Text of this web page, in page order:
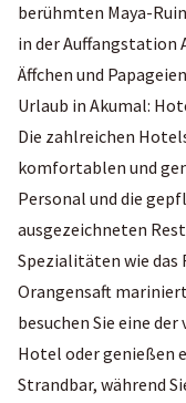
berühmten Maya-
in der Auffangstation
Äffchen und
Urlaub in Akumal:
Die zahlreichen
komfortablen und
Personal und die
ausgezeichneten
Spezialitäten wie das
Orangensaft
besuchen Sie eine
Hotel oder genießen
Strandbar, während